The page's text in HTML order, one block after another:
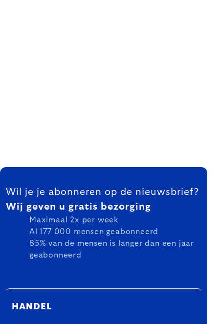
FOOTER
Wil je je abonneren op de nieuwsbrief?
Wij geven u gratis bezorging
Maximaal 2x per week
Al 177 000 mensen geabonneerd
85% van de mensen is langer dan een jaar
geabonneerd
HANDEL